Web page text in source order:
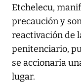
Etchelecu,
precaución y
reactivación de
penitenciario,
se accionaría
lugar.